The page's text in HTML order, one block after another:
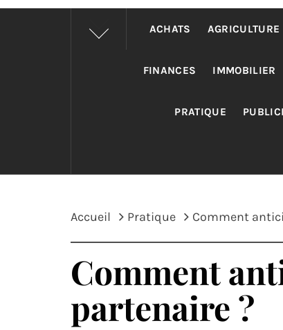
ACHATS AGRICULTURE
FINANCES IMMOBILIER
PRATIQUE
Accueil Pratique Comment
Comment
partenaire ?